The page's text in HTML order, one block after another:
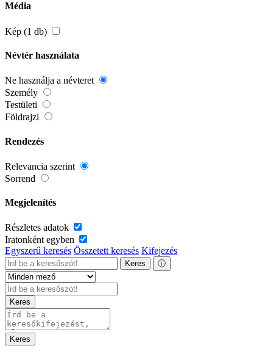
Média
Kép (1 db)
Névtér használata
Ne használja a névteret
Személy
Testületi
Földrajzi
Rendezés
Relevancia szerint
Sorrend
Megjelenítés
Részletes adatok
Iratonként egyben
Egyszerű keresés Összetett keresés Kifejezés
Keres ⓘ
Keres
Keres